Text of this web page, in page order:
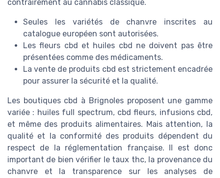
contrairement au cannabis classique.
Seules les variétés de chanvre inscrites au
catalogue européen sont autorisées.
Les fleurs cbd et huiles cbd ne doivent pas être
présentées comme des médicaments.
La vente de produits cbd est strictement encadrée
pour assurer la sécurité et la qualité.
Les boutiques cbd à Brignoles proposent une gamme
variée : huiles full spectrum, cbd fleurs, infusions cbd,
et même des produits alimentaires. Mais attention, la
qualité et la conformité des produits dépendent du
respect de la réglementation française. Il est donc
important de bien vérifier le taux thc, la provenance du
chanvre et la transparence sur les analyses de